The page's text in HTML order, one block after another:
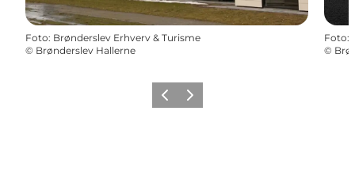
Foto: Brønderslev Erhverv & Turisme
© Brønderslev Hallerne
Foto:
©
ZurückWeiter